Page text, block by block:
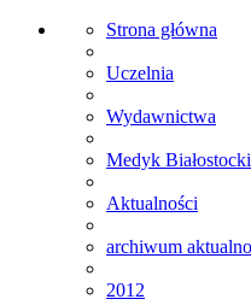
Strona główna
Uczelnia
Wydawnictwa
Medyk Białostocki
Aktualności
archiwum
2012